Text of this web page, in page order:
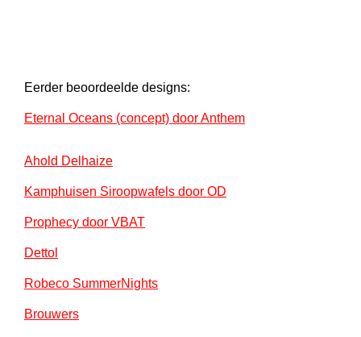
Eerder beoordeelde designs:
Eternal Oceans (concept) door Anthem
Ahold Delhaize
Kamphuisen Siroopwafels door OD
Prophecy door VBAT
Dettol
Robeco SummerNights
Brouwers